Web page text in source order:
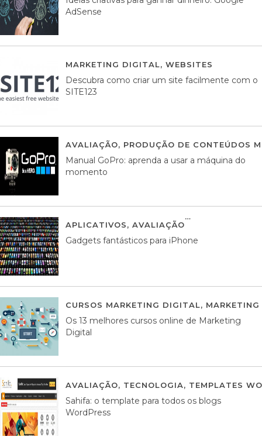
AdSense
MARKETING DIGITAL, WEBSITES
Descubra como criar um site facilmente com o
SITE123
AVALIAÇÃO, PRODUÇÃO DE CONTEÚDOS
Manual GoPro: aprenda a usar a máquina do
momento
APLICATIVOS, AVALIAÇÃO
Gadgets fantásticos para iPhone
CURSOS MARKETING DIGITAL,
Os 13 melhores cursos online de Marketing
Digital
AVALIAÇÃO, TECNOLOGIA, TEMPLATES
Sahifa: o template para todos os blogs
WordPress